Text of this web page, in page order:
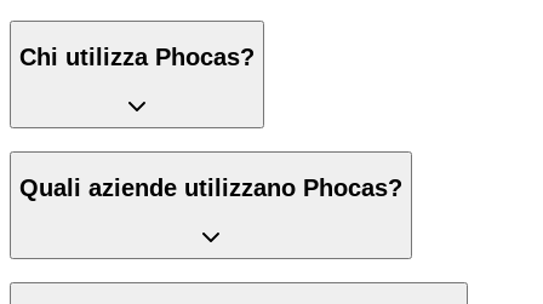
Chi utilizza Phocas?
Quali aziende utilizzano Phocas?